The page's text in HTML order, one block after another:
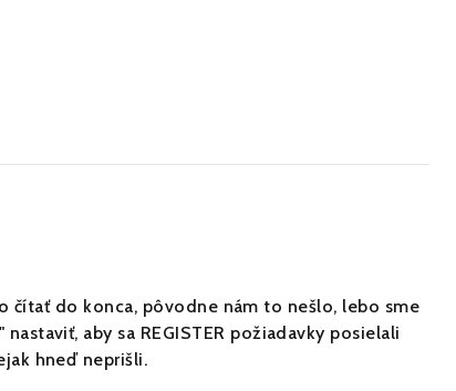
čítať do konca, pôvodne nám to nešlo, lebo sme
aby sa REGISTER požiadavky posielali
hneď neprišli.